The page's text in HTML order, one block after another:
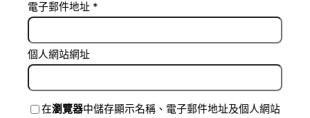
電子郵件地址 *
個人網站網址
在瀏覽器中儲存顯示名稱、電子郵件地址及個人網站